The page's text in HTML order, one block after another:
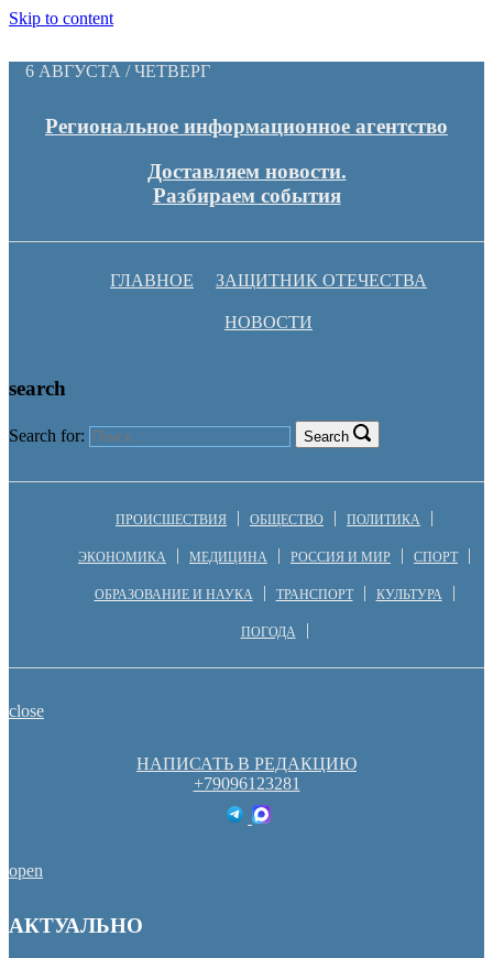
Skip to content
6 АВГУСТА / ЧЕТВЕРГ
Региональное информационное агентство
Доставляем новости.
Разбираем события
ГЛАВНОЕ ЗАЩИТНИК ОТЕЧЕСТВА
НОВОСТИ
search
Search for: Search
ПРОИСШЕСТВИЯ ОБЩЕСТВО ПОЛИТИКА
ЭКОНОМИКА МЕДИЦИНА РОССИЯ И МИР СПОРТ
ОБРАЗОВАНИЕ И НАУКА ТРАНСПОРТ КУЛЬТУРА
ПОГОДА
close
НАПИСАТЬ В РЕДАКЦИЮ
+79096123281
open
АКТУАЛЬНО